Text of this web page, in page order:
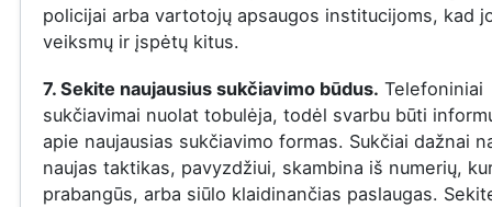
policijai arba vartotojų apsaugos institucijoms, kad
veiksmų ir įspėtų kitus.
7. Sekite naujausius sukčiavimo būdus. Telefoniniai
sukčiavimai nuolat tobulėja, todėl svarbu būti
apie naujausias sukčiavimo formas. Sukčiai dažnai
naujas taktikas, pavyzdžiui, skambina iš numerių,
prabangūs, arba siūlo klaidinančias paslaugas.